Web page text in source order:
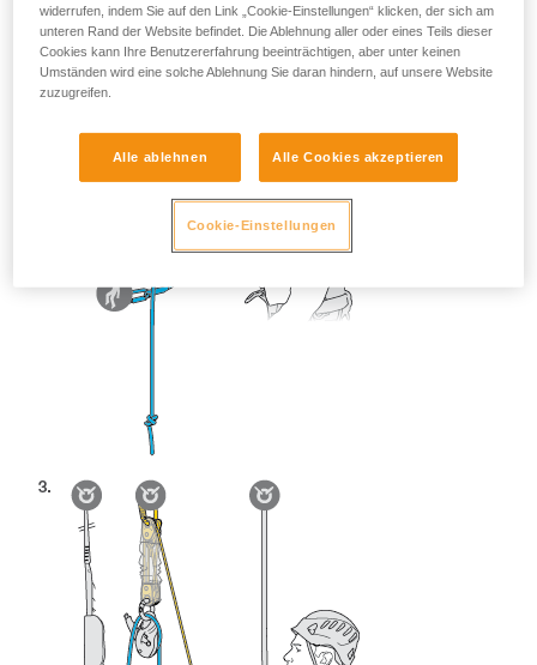
widerrufen, indem Sie auf den Link „Cookie-Einstellungen“ klicken, der sich am
unteren Rand der Website befindet. Die Ablehnung aller oder eines Teils dieser
Cookies kann Ihre Benutzererfahrung beeinträchtigen, aber unter keinen
Umständen wird eine solche Ablehnung Sie daran hindern, auf unsere Website
zuzugreifen.
Alle ablehnen Alle Cookies akzeptieren
Cookie-Einstellungen